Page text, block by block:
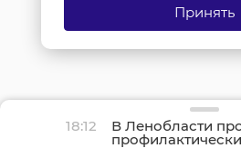
18:12 В Ленобласти
«Нетрезвый
Принять